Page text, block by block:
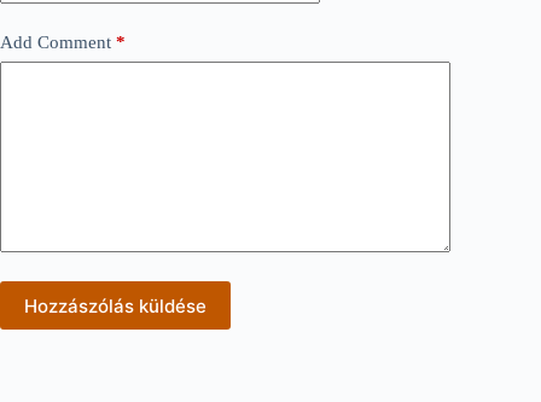
Add Comment *
Hozzászólás küldése